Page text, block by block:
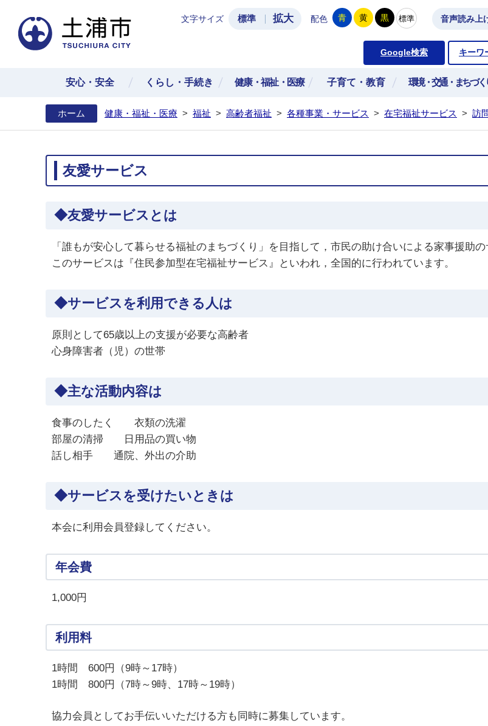
土浦市公式ホームページ
文字サイズ 標準 拡大 配色 青 黄 黒 標準 音声読み上
Google検索 キーワ
安心・安全 くらし・手続き 健康・福祉・医療 子育て・教育 環境・交通・まちづく
ホーム 健康・福祉・医療 > 福祉 > 高齢者福祉 > 各種事業・サービス > 在宅福祉サービス > 訪
友愛サービス
◆友愛サービスとは
「誰もが安心して暮らせる福祉のまちづくり」を目指して，市民の助け合いによる家事援助の
このサービスは『住民参加型在宅福祉サービス』といわれ，全国的に行われています。
◆サービスを利用できる人は
原則として65歳以上の支援が必要な高齢者
心身障害者（児）の世帯
◆主な活動内容は
食事のしたく 衣類の洗濯
部屋の清掃 日用品の買い物
話し相手 通院、外出の介助
◆サービスを受けたいときは
本会に利用会員登録してください。
年会費
1,000円
利用料
1時間 600円（9時～17時）
1時間 800円（7時～9時、17時～19時）
協力会員としてお手伝いいただける方も同時に募集しています。